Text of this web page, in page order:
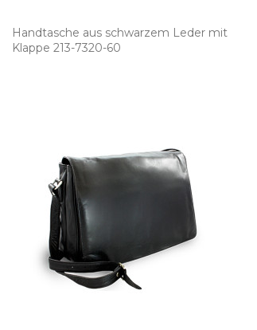
Handtasche aus schwarzem Leder mit
Klappe 213­-7320­-60